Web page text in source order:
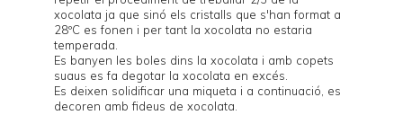
xocolata ja que sinó els cristalls que s'han format a
28ºC es fonen i per tant la xocolata no estaria
temperada.
Es banyen les boles dins la xocolata i amb copets
suaus es fa degotar la xocolata en excés.
Es deixen solidificar una miqueta i a continuació, es
decoren amb fideus de xocolata.